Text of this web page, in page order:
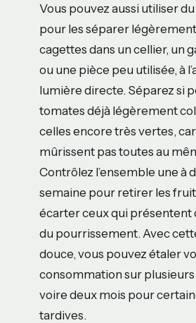
Vous pouvez aussi utiliser
pour les séparer
cagettes dans un cellier, un
ou une pièce peu utilisée, à
lumière directe. Séparez si
tomates déjà légèrement
celles encore très vertes,
mûrissent pas toutes au
Contrôlez l’ensemble une à
semaine pour retirer les
écarter ceux qui présentent
du pourrissement. Avec
douce, vous pouvez étaler
consommation sur plusieurs
voire deux mois pour
tardives.